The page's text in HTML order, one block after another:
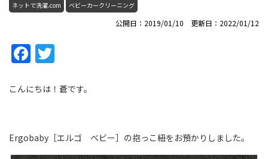
ネットで洗濯.com ベビーカークリーニング
公開日：2019/01/10 更新日：2022/01/12
Facebook
こんにちは！蒼です。
Ergobaby［エルゴ ベビー］の抱っこ紐をお預かりしました。